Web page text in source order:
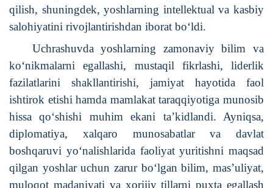
qilish, shuningdek, yoshlarning intellektual va kasbiy
salohiyatini rivojlantirishdan iborat bo‘ldi.
Uchrashuvda yoshlarning zamonaviy bilim va
ko‘nikmalarni egallashi, mustaqil fikrlashi, liderlik
fazilatlarini shakllantirishi, jamiyat hayotida faol
ishtirok etishi hamda mamlakat taraqqiyotiga munosib
hissa qo‘shishi muhim ekani ta’kidlandi. Ayniqsa,
diplomatiya, xalqaro munosabatlar va davlat
boshqaruvi yo‘nalishlarida faoliyat yuritishni maqsad
qilgan yoshlar uchun zarur bo‘lgan bilim, mas’uliyat,
muloqot madaniyati va xorijiy tillarni puxta egallash